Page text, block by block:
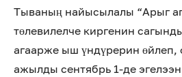
Тываның найысылалы “Арыг
төлевилелче киргенин
агаарже ыш үндүрерин өйлеп,
ажылды сентябрь 1-де